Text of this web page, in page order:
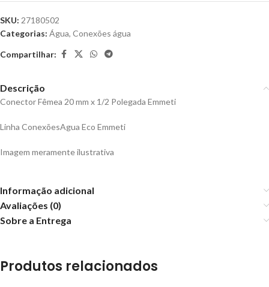
SKU: 27180502
Categorias: Água, Conexões água
Compartilhar:
Descrição
Conector Fêmea 20 mm x 1/2 Polegada Emmeti
Linha ConexõesAgua Eco Emmeti
Imagem meramente ilustrativa
Informação adicional
Avaliações (0)
Sobre a Entrega
Produtos relacionados